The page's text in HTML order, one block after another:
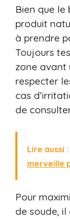
Bien que
produit
à prendre
Toujours
zone avant
respecter
cas
de
Lire aussi :
merveille
Pour
de soude,